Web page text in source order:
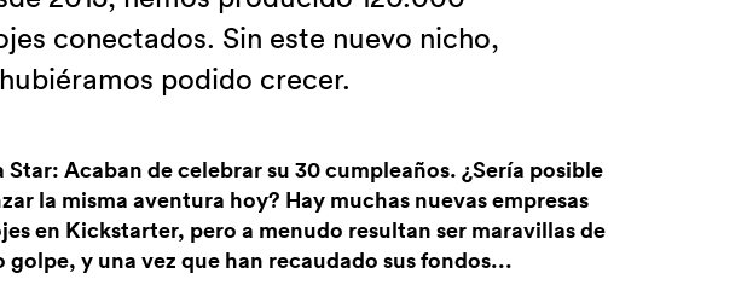
conectados. Sin este nuevo nicho,
podido crecer.
Star: Acaban de celebrar su 30 cumpleaños. ¿Sería posible
la misma aventura hoy? Hay muchas nuevas empresas
en Kickstarter, pero a menudo resultan ser maravillas de
golpe, y una vez que han recaudado sus fondos...